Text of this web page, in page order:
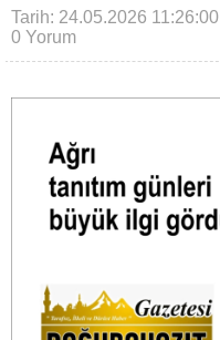
Tarih: 24.05.2026 11:26:00
0 Yorum